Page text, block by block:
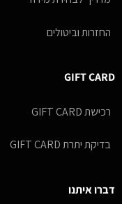
החזרות וביטולים
GIFT CARD
רכישת GIFT CARD
בדיקת יתרת GIFT CARD
דברו איתנו